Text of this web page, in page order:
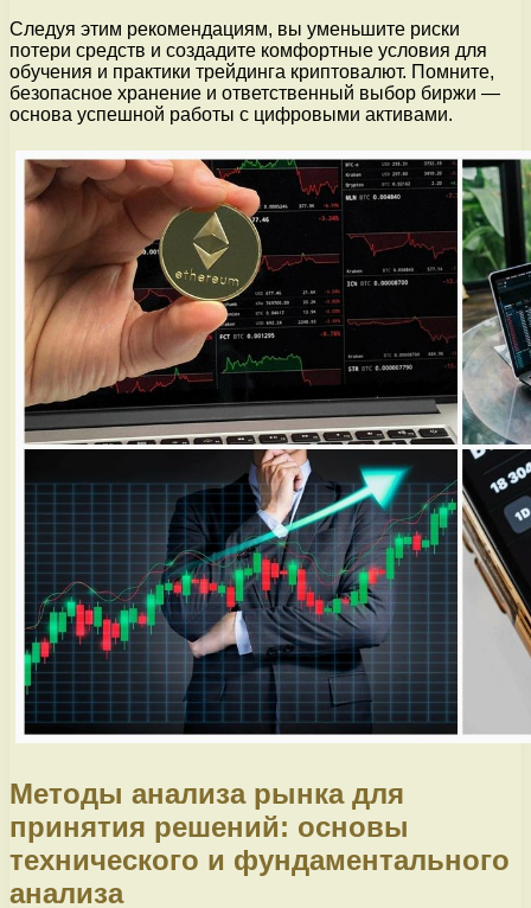
Следуя этим рекомендациям, вы уменьшите риски
потери средств и создадите комфортные условия для
обучения и практики трейдинга криптовалют. Помните,
безопасное хранение и ответственный выбор биржи —
основа успешной работы с цифровыми активами.
Методы анализа рынка для
принятия решений: основы
технического и фундаментального
анализа